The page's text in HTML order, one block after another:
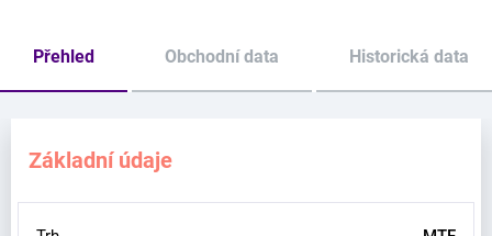
Přehled Obchodní data Historická data
Základní údaje